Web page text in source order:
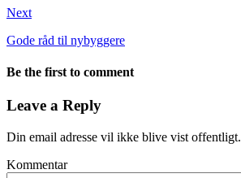
Next
Gode råd til nybyggere
Be the first to comment
Leave a Reply
Din email adresse vil ikke blive vist offentligt.
Kommentar